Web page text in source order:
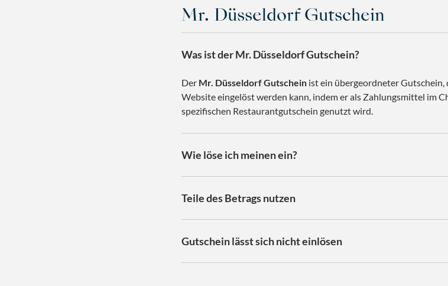
Mr. Düsseldorf Gutschein
Was ist der Mr. Düsseldorf Gutschein?
Der Mr. Düsseldorf Gutschein ist ein übergeordneter
Website eingelöst werden kann, indem er als Zahlungsmittel im
spezifischen Restaurantgutschein genutzt wird.
Wie löse ich meinen ein?
Teile des Betrags nutzen
Gutschein lässt sich nicht einlösen